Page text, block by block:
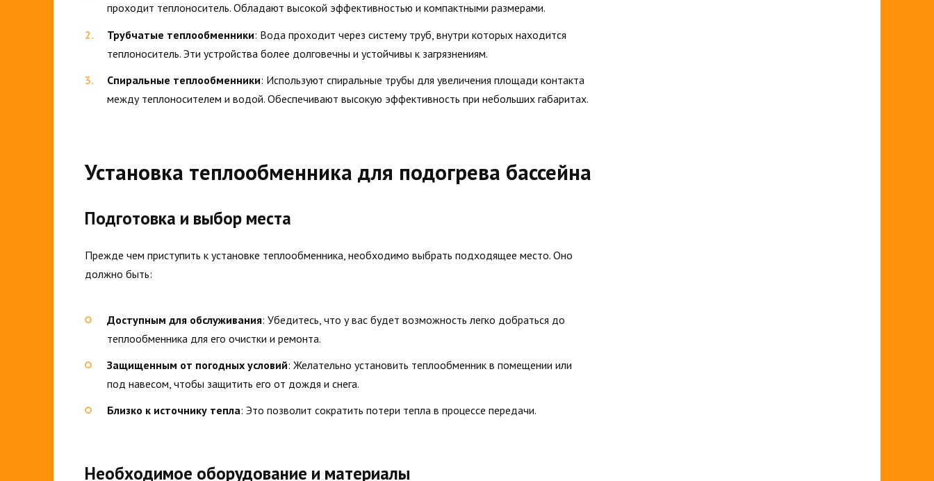
проходит теплоноситель. Обладают высокой эффективностью и компактными размерами.
Трубчатые теплообменники: Вода проходит через систему труб, внутри которых находится
теплоноситель. Эти устройства более долговечны и устойчивы к загрязнениям.
Спиральные теплообменники: Используют спиральные трубы для увеличения площади контакта
между теплоносителем и водой. Обеспечивают высокую эффективность при небольших габаритах.
Установка теплообменника для подогрева бассейна
Подготовка и выбор места
Прежде чем приступить к установке теплообменника, необходимо выбрать подходящее место. Оно
должно быть:
Доступным для обслуживания: Убедитесь, что у вас будет возможность легко добраться до
теплообменника для его очистки и ремонта.
Защищенным от погодных условий: Желательно установить теплообменник в помещении или
под навесом, чтобы защитить его от дождя и снега.
Близко к источнику тепла: Это позволит сократить потери тепла в процессе передачи.
Необходимое оборудование и материалы